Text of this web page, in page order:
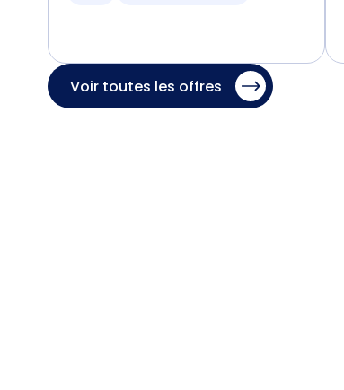
Voir toutes les offres